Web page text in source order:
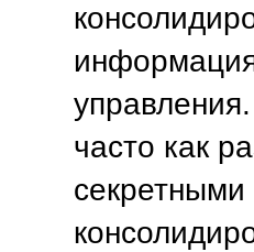
часто как